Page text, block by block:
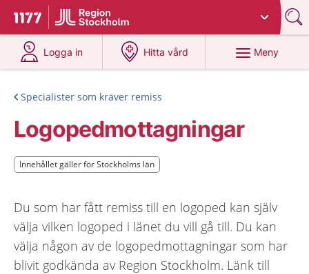
Till startsidan för 1177
Du har valt region
Logga in
på 1177.se
Hitta vård
på 1177.se
Meny
Specialister som kräver remiss
Logopedmottagningar
Innehållet gäller för Stockholms län
Innehållet gäller för Stockholms län
Du som har fått remiss till en logoped kan själv
välja vilken logoped i länet du vill gå till. Du kan
välja någon av de logopedmottagningar som har
blivit godkända av Region Stockholm. Länk till